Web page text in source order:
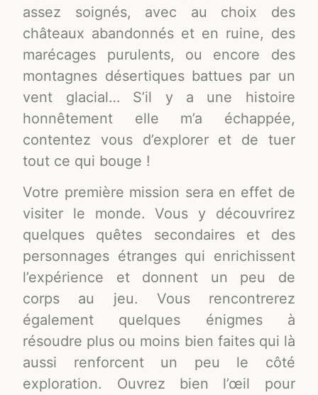
assez soignés, avec au choix des
châteaux abandonnés et en ruine, des
marécages purulents, ou encore des
montagnes désertiques battues par un
vent glacial… S’il y a une histoire
honnêtement elle m’a échappée,
contentez vous d’explorer et de tuer
tout ce qui bouge !
Votre première mission sera en effet de
visiter le monde. Vous y découvrirez
quelques quêtes secondaires et des
personnages étranges qui enrichissent
l’expérience et donnent un peu de
corps au jeu. Vous rencontrerez
également quelques énigmes à
résoudre plus ou moins bien faites qui là
aussi renforcent un peu le côté
exploration. Ouvrez bien l’œil pour